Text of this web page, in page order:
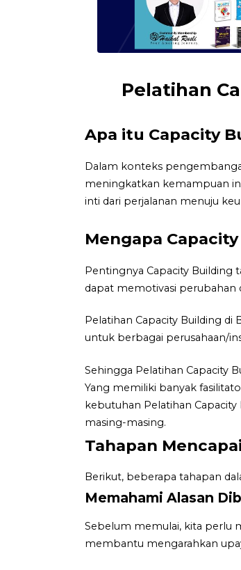
Pelatihan
Apa itu Capacity
Dalam konteks
meningkatkan kemampuan
inti dari perjalanan menuju
Mengapa
Pentingnya Capacity Building
dapat memotivasi
Pelatihan Capacity Building
untuk berbagai perusahaan/
Sehingga Pelatihan Capacity
Yang memiliki banyak
kebutuhan Pelatihan
masing-masing.
Tahapan
Berikut, beberapa tahapan
Memahami Alasan
Sebelum memulai, kita perlu
membantu mengarahkan